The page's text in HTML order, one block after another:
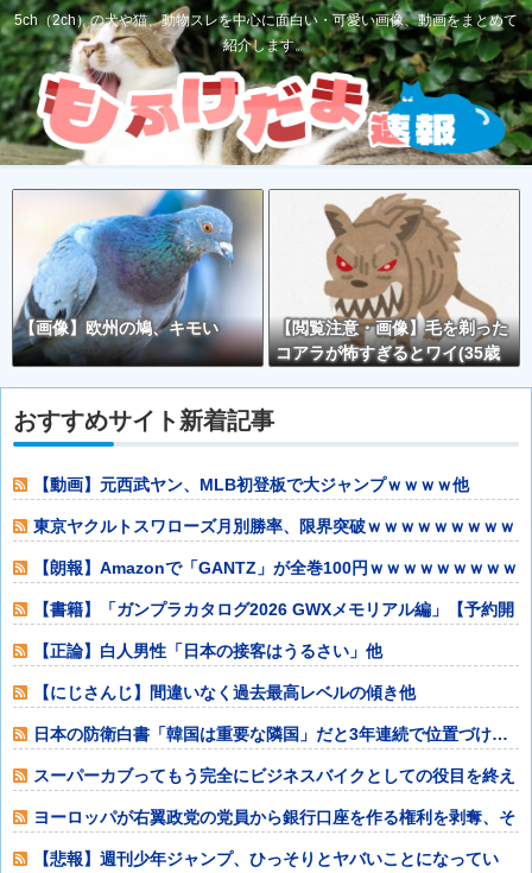
5ch（2ch）の犬や猫、動物スレを中心に面白い・可愛い画像、動画をまとめて
紹介します。
【画像】欧州の鳩、キモい
【閲覧注意・画像】毛を剃った
コアラが怖すぎるとワイ(35歳
おすすめサイト新着記事
【動画】元西武ヤン、MLB初登板で大ジャンプｗｗｗｗ他
東京ヤクルトスワローズ月別勝率、限界突破ｗｗｗｗｗｗｗｗｗ
ｗｗｗｗｗｗｗ
【朗報】Amazonで「GANTZ」が全巻100円ｗｗｗｗｗｗｗｗｗ
ｗ他
【書籍】「ガンプラカタログ2026 GWXメモリアル編」【予約開
始】他
【正論】白人男性「日本の接客はうるさい」他
【にじさんじ】間違いなく過去最高レベルの傾き他
日本の防衛白書「韓国は重要な隣国」だと3年連続で位置づけ…
韓国メディア！
スーパーカブってもう完全にビジネスバイクとしての役目を終え
てしまったよな
ヨーロッパが右翼政党の党員から銀行口座を作る権利を剥奪、そ
のせいで皮肉す
【悲報】週刊少年ジャンプ、ひっそりとヤバいことになってい